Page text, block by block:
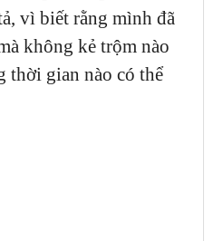
vì biết rằng mình đã
không kẻ trộm nào
thời gian nào có thể